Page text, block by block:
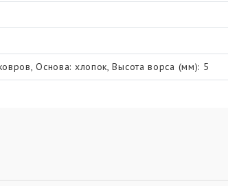
Основа: хлопок, Высота ворса (мм): 5